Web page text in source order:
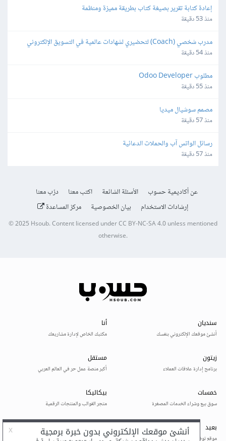
إعادة كتابة تقرير بصيغة كتاب بطريقة مميزة ومنظمة
منذ 53 دقيقة
مدرب شخصي (Coach) لتحضيري لشهادات عالمية في التسويق الإلكتروني
منذ 54 دقيقة
مطلوب Odoo Developer
منذ 55 دقيقة
مصمم سوشيال ميديا
منذ 57 دقيقة
رسائل الواتس آب والحملات الدعائية
منذ 57 دقيقة
عن أكاديمية حسوب الأسئلة الشائعة اكتب معنا
درّب معنا
إرشادات الاستخدام
بيان الخصوصية مركز المساعدة
© 2025 Hsoub.Content licensed underCC BY-NC-SA 4.0unless mentioned
otherwise.